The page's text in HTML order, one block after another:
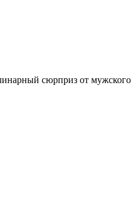
сюрприз от мужского